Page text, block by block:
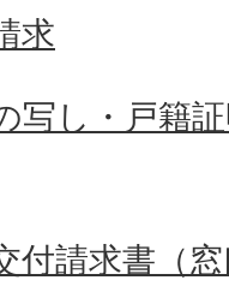
求
写し・戸籍
付請求書（